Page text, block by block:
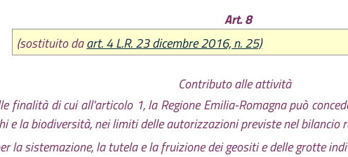
Art. 8
(sostituito daart. 4 L.R. 23 dicembre 2016, n. 25)
Contributo alle attività
finalità di cui all'articolo 1, la Regione Emilia-Romagna può
e la biodiversità, nei limiti delle autorizzazioni previste nel bilancio
la sistemazione, la tutela e la fruizione dei geositi e delle grotte